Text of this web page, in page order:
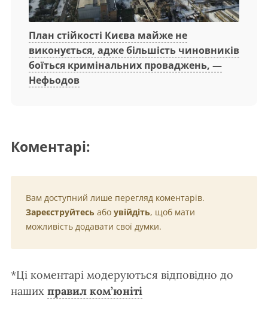
План стійкості Києва майже не
виконується, адже більшість чиновників
боїться кримінальних проваджень, —
Нефьодов
Коментарі:
Вам доступний лише перегляд коментарів.
Зареєструйтесь або увійдіть, щоб мати
можливість додавати свої думки.
*Ці коментарі модеруються відповідно до
наших правил ком’юніті